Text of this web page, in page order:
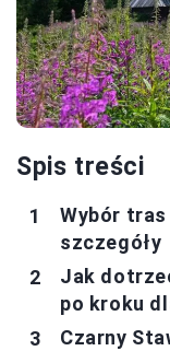
Spis treści
Wybór tras
szczegóły
Jak
po kroku
Czarny